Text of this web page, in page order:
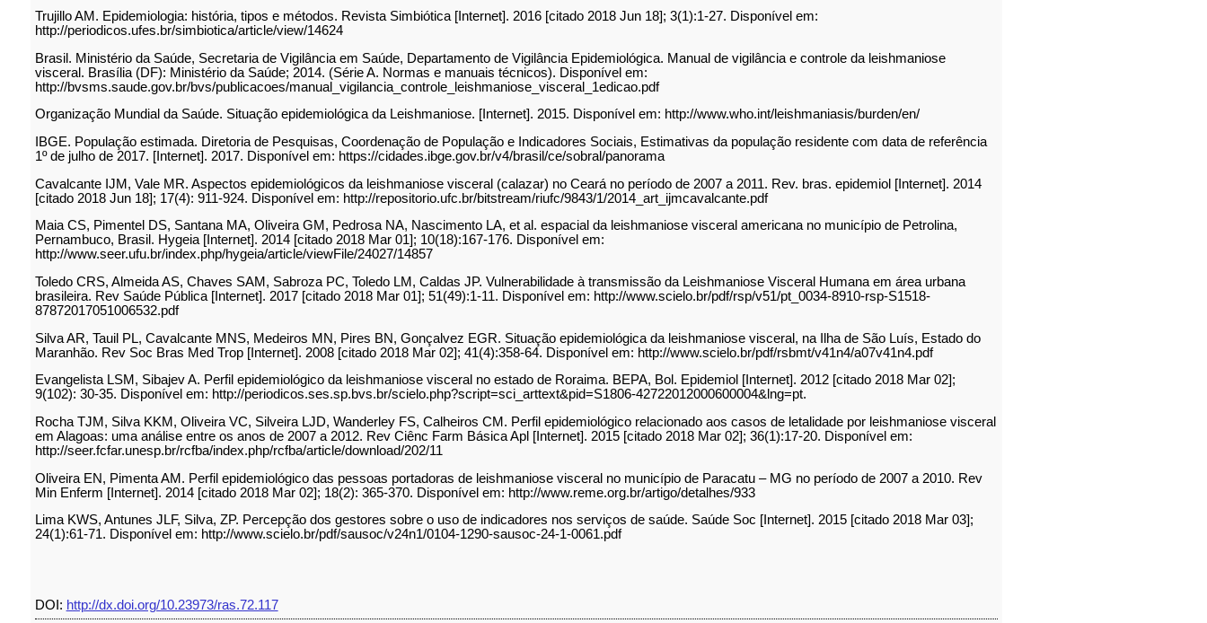
Trujillo AM. Epidemiologia: história, tipos e métodos. Revista Simbiótica [Internet]. 2016 [citado 2018 Jun 18]; 3(1):1-27. Disponível em:
http://periodicos.ufes.br/simbiotica/article/view/14624
Brasil. Ministério da Saúde, Secretaria de Vigilância em Saúde, Departamento de Vigilância Epidemiológica. Manual de vigilância e controle da leishmaniose
visceral. Brasília (DF): Ministério da Saúde; 2014. (Série A. Normas e manuais técnicos). Disponível em:
http://bvsms.saude.gov.br/bvs/publicacoes/manual_vigilancia_controle_leishmaniose_visceral_1edicao.pdf
Organização Mundial da Saúde. Situação epidemiológica da Leishmaniose. [Internet]. 2015. Disponível em: http://www.who.int/leishmaniasis/burden/en/
IBGE. População estimada. Diretoria de Pesquisas, Coordenação de População e Indicadores Sociais, Estimativas da população residente com data de referência
1º de julho de 2017. [Internet]. 2017. Disponível em: https://cidades.ibge.gov.br/v4/brasil/ce/sobral/panorama
Cavalcante IJM, Vale MR. Aspectos epidemiológicos da leishmaniose visceral (calazar) no Ceará no período de 2007 a 2011. Rev. bras. epidemiol [Internet]. 2014
[citado 2018 Jun 18]; 17(4): 911-924. Disponível em: http://repositorio.ufc.br/bitstream/riufc/9843/1/2014_art_ijmcavalcante.pdf
Maia CS, Pimentel DS, Santana MA, Oliveira GM, Pedrosa NA, Nascimento LA, et al. espacial da leishmaniose visceral americana no município de Petrolina,
Pernambuco, Brasil. Hygeia [Internet]. 2014 [citado 2018 Mar 01]; 10(18):167-176. Disponível em:
http://www.seer.ufu.br/index.php/hygeia/article/viewFile/24027/14857
Toledo CRS, Almeida AS, Chaves SAM, Sabroza PC, Toledo LM, Caldas JP. Vulnerabilidade à transmissão da Leishmaniose Visceral Humana em área urbana
brasileira. Rev Saúde Pública [Internet]. 2017 [citado 2018 Mar 01]; 51(49):1-11. Disponível em: http://www.scielo.br/pdf/rsp/v51/pt_0034-8910-rsp-S1518-
87872017051006532.pdf
Silva AR, Tauil PL, Cavalcante MNS, Medeiros MN, Pires BN, Gonçalvez EGR. Situação epidemiológica da leishmaniose visceral, na Ilha de São Luís, Estado do
Maranhão. Rev Soc Bras Med Trop [Internet]. 2008 [citado 2018 Mar 02]; 41(4):358-64. Disponível em: http://www.scielo.br/pdf/rsbmt/v41n4/a07v41n4.pdf
Evangelista LSM, Sibajev A. Perfil epidemiológico da leishmaniose visceral no estado de Roraima. BEPA, Bol. Epidemiol [Internet]. 2012 [citado 2018 Mar 02];
9(102): 30-35. Disponível em: http://periodicos.ses.sp.bvs.br/scielo.php?script=sci_arttext&pid=S1806-42722012000600004&lng=pt.
Rocha TJM, Silva KKM, Oliveira VC, Silveira LJD, Wanderley FS, Calheiros CM. Perfil epidemiológico relacionado aos casos de letalidade por leishmaniose visceral
em Alagoas: uma análise entre os anos de 2007 a 2012. Rev Ciênc Farm Básica Apl [Internet]. 2015 [citado 2018 Mar 02]; 36(1):17-20. Disponível em:
http://seer.fcfar.unesp.br/rcfba/index.php/rcfba/article/download/202/11
Oliveira EN, Pimenta AM. Perfil epidemiológico das pessoas portadoras de leishmaniose visceral no município de Paracatu – MG no período de 2007 a 2010. Rev
Min Enferm [Internet]. 2014 [citado 2018 Mar 02]; 18(2): 365-370. Disponível em: http://www.reme.org.br/artigo/detalhes/933
Lima KWS, Antunes JLF, Silva, ZP. Percepção dos gestores sobre o uso de indicadores nos serviços de saúde. Saúde Soc [Internet]. 2015 [citado 2018 Mar 03];
24(1):61-71. Disponível em: http://www.scielo.br/pdf/sausoc/v24n1/0104-1290-sausoc-24-1-0061.pdf
DOI: http://dx.doi.org/10.23973/ras.72.117